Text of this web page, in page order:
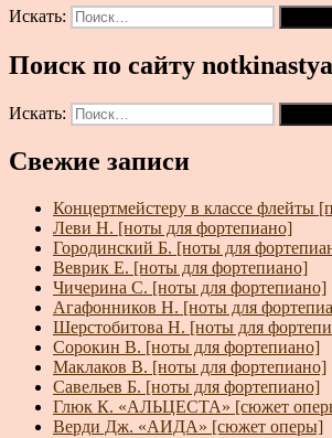
Искать:
Поиск по сайту
Искать:
Свежие записи
Концертмейстеру в классе флейты
Леви Н. [ноты для фортепиано]
Городинский Б. [ноты для
Веврик Е. [ноты для фортепиано]
Чичерина С. [ноты для фортепиано]
Агафонников Н. [ноты для
Шерстобитова Н. [ноты для
Сорокин В. [ноты для фортепиано]
Маклаков В. [ноты для фортепиано]
Савельев Б. [ноты для фортепиано]
Глюк К. «АЛЬЦЕСТА» [сюжет
Верди Дж. «АИДА» [сюжет оперы]